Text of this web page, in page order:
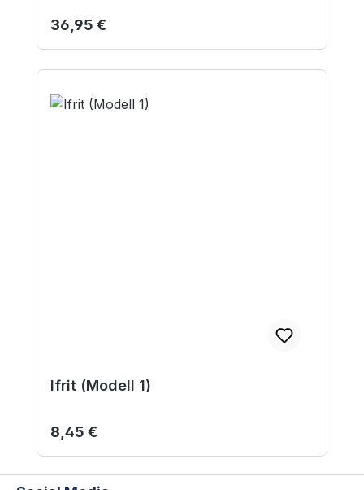
Regulärer Preis:
36,95 €
Ifrit (Modell 1)
Regulärer Preis:
8,45 €